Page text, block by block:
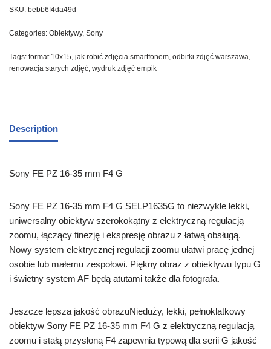
SKU: bebb6f4da49d
Categories: Obiektywy, Sony
Tags: format 10x15, jak robić zdjęcia smartfonem, odbitki zdjęć warszawa,
renowacja starych zdjęć, wydruk zdjęć empik
Description
Sony FE PZ 16-35 mm F4 G
Sony FE PZ 16-35 mm F4 G SELP1635G to niezwykle lekki,
uniwersalny obiektyw szerokokątny z elektryczną regulacją
zoomu, łączący finezję i ekspresję obrazu z łatwą obsługą.
Nowy system elektrycznej regulacji zoomu ułatwi pracę jednej
osobie lub małemu zespołowi. Piękny obraz z obiektywu typu G
i świetny system AF będą atutami także dla fotografa.
Jeszcze lepsza jakość obrazuNieduży, lekki, pełnoklatkowy
obiektyw Sony FE PZ 16-35 mm F4 G z elektryczną regulacją
zoomu i stałą przysłoną F4 zapewnia typową dla serii G jakość